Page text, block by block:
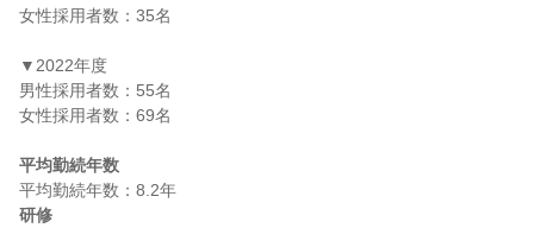
女性採用者数：35名
▼2022年度
男性採用者数：55名
女性採用者数：69名
平均勤続年数
研修